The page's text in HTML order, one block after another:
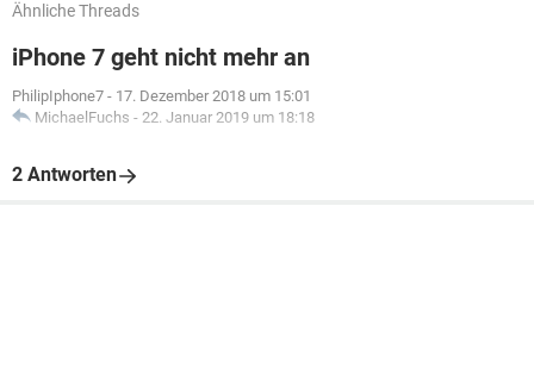
Ähnliche Threads
iPhone 7 geht nicht mehr an
PhilipIphone7 - 17. Dezember 2018 um 15:01
MichaelFuchs - 22. Januar 2019 um 18:18
2 Antworten